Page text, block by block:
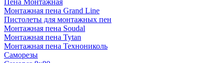
Пена Монтажнaя
Монтажная пена Grand Linе
Пистолеты для монтажных пен
Монтажная пена Soudal
Монтажная пена Tytan
Монтажная пена Технониколь
Саморезы